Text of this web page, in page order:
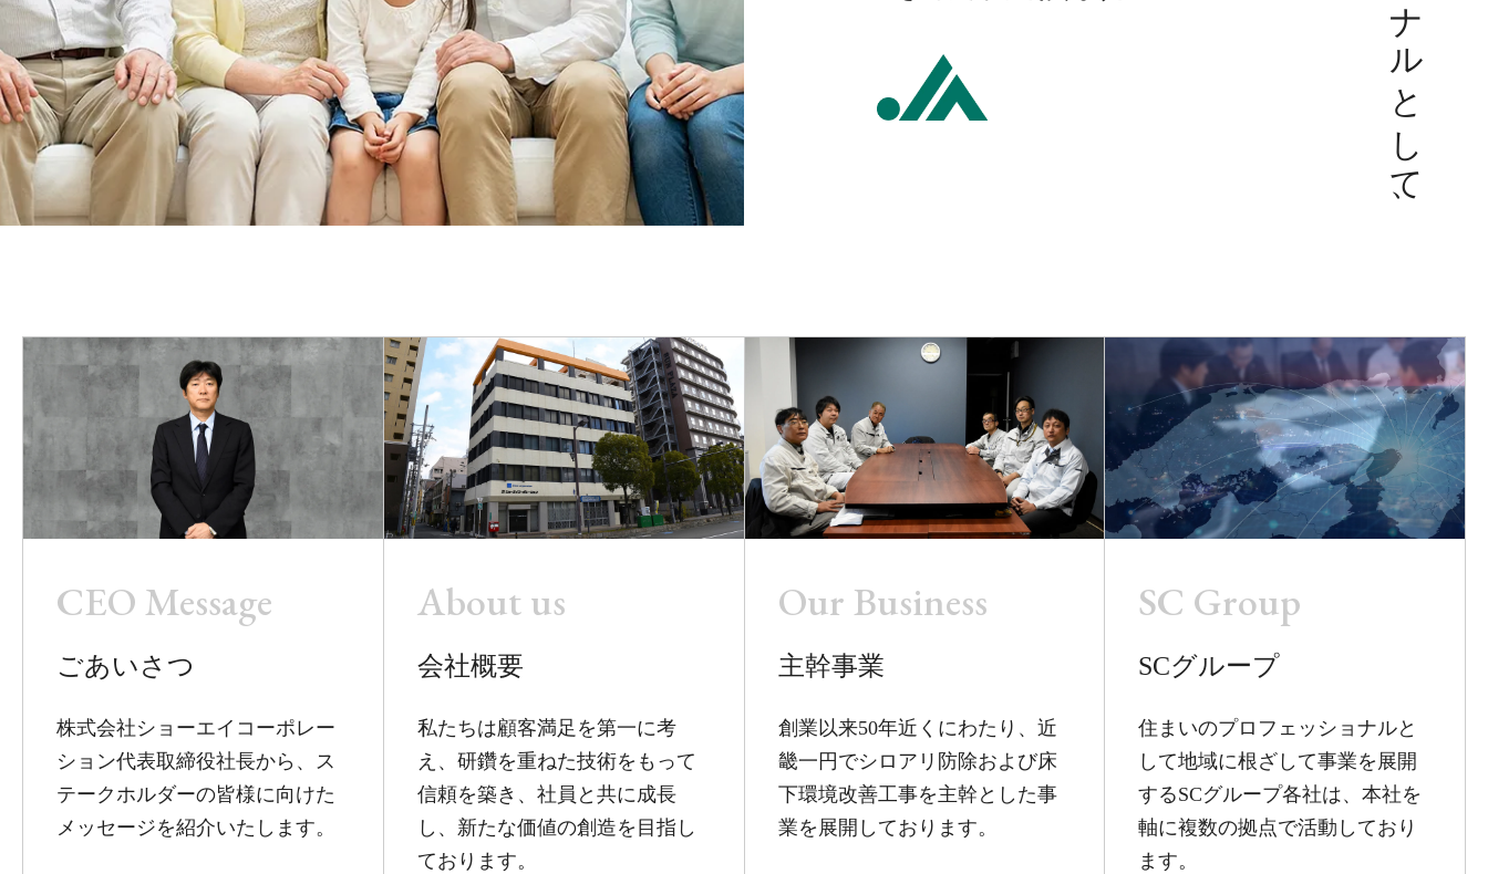
CEO Message
ごあいさつ
株式会社ショーエイコーポレー
ション代表取締役社長から、ス
テークホルダーの皆様に向けた
メッセージを紹介いたします。
About us
会社概要
私たちは顧客満足を第一に考
え、研鑽を重ねた技術をもって
信頼を築き、社員と共に成長
し、新たな価値の創造を目指し
ております。
Our Business
主幹事業
創業以来50年近くにわたり、近
畿一円でシロアリ防除および床
下環境改善工事を主幹とした事
業を展開しております。
SC Group
SCグループ
住まいのプロフェッショナルと
して地域に根ざして事業を展開
するSCグループ各社は、本社を
軸に複数の拠点で活動しており
ます。